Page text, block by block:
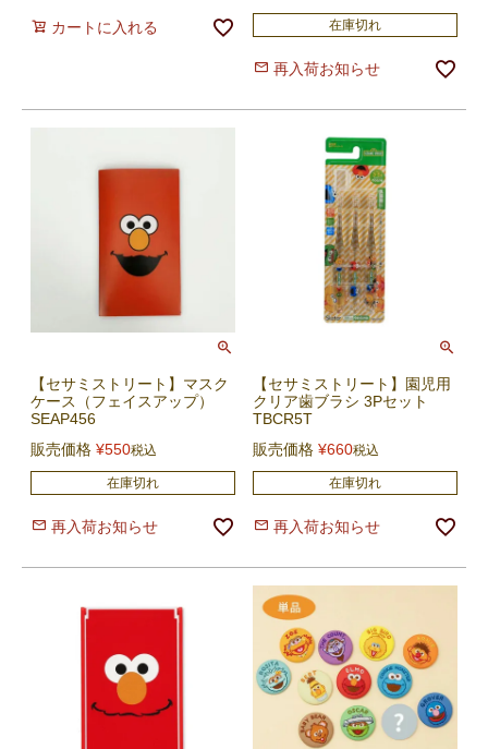
カートに入れる 在庫切れ
再入荷お知らせ
【セサミストリート】マスク
ケース（フェイスアップ）
SEAP456
販売価格 ¥550税込
在庫切れ
再入荷お知らせ
【セサミストリート】園児用
クリア歯ブラシ 3Pセット
TBCR5T
販売価格 ¥660税込
在庫切れ
再入荷お知らせ